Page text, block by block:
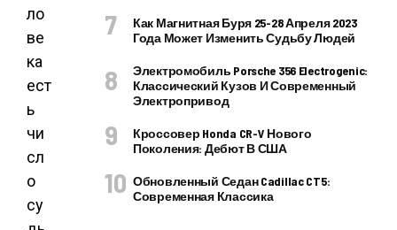
ло
ве
ка
ест
ь
чи
сл
о
су
Как Магнитная Буря 25-28 Апреля 2023
Года Может Изменить Судьбу Людей
Электромобиль Porsche 356 Electrogenic:
Классический Кузов И Современный
Электропривод
Кроссовер Honda CR-V Нового
Поколения: Дебют В США
Обновленный Седан Cadillac CT5:
Современная Классика